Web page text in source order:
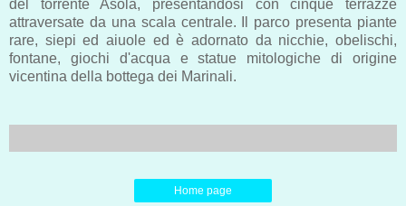
del torrente Asola, presentandosi con cinque terrazze
attraversate da una scala centrale. Il parco presenta piante
rare, siepi ed aiuole ed è adornato da nicchie, obelischi,
fontane, giochi d'acqua e statue mitologiche di origine
vicentina della bottega dei Marinali.
Home page